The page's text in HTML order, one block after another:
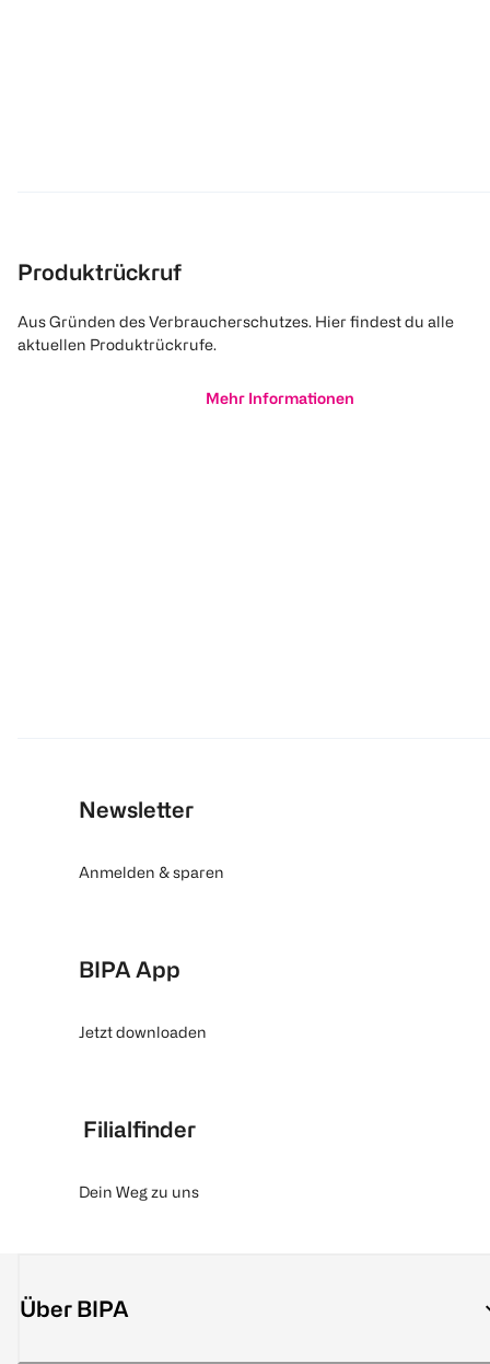
Produktrückruf
Aus Gründen des Verbraucherschutzes. Hier findest du alle
aktuellen Produktrückrufe.
Mehr Informationen
Newsletter
Anmelden & sparen
BIPA App
Jetzt downloaden
Filialfinder
Dein Weg zu uns
Über BIPA